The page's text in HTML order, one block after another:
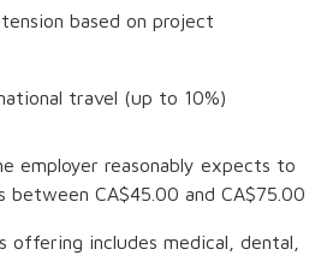
based on project
travel (up to 10%)
employer reasonably expects to
between CA$45.00 and CA$75.00
offering includes medical, dental,